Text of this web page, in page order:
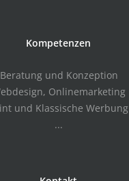
Kompetenzen
Beratung und Konzeption
Onlinemarketing
und Klassische Werbung
...